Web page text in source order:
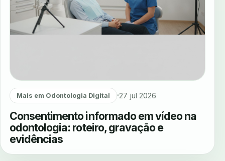
Mais em Odontologia Digital 27 jul 2026
Consentimento informado em vídeo na
odontologia: roteiro, gravação e
evidências